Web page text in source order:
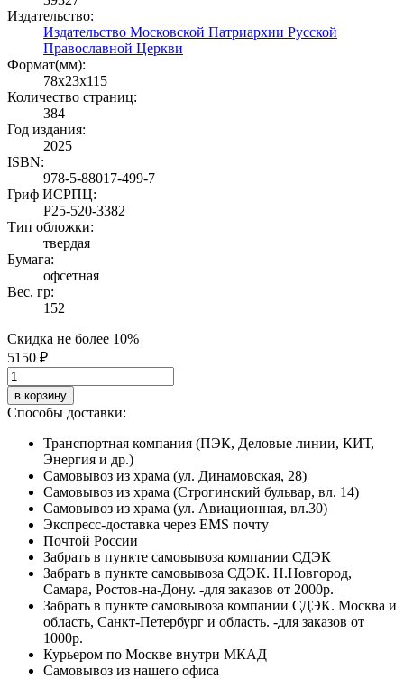
Издательство:
Издательство Московской Патриархии Русской
Православной Церкви
Формат(мм):
78x23x115
Количество страниц:
384
Год издания:
2025
ISBN:
978-5-88017-499-7
Гриф ИСРПЦ:
Р25-520-3382
Тип обложки:
твердая
Бумага:
офсетная
Вес, гр:
152
Скидка не более 10%
5150 ₽
в корзину
Способы доставки:
Транспортная компания (ПЭК, Деловые линии, КИТ,
Энергия и др.)
Самовывоз из храма (ул. Динамовская, 28)
Самовывоз из храма (Строгинский бульвар, вл. 14)
Самовывоз из храма (ул. Авиационная, вл.30)
Экспресс-доставка через EMS почту
Почтой России
Забрать в пункте самовывоза компании СДЭК
Забрать в пункте самовывоза СДЭК. Н.Новгород,
Самара, Ростов-на-Дону. -для заказов от 2000р.
Забрать в пункте самовывоза компании СДЭК. Москва и
область, Санкт-Петербург и область. -для заказов от
1000р.
Курьером по Москве внутри МКАД
Самовывоз из нашего офиса